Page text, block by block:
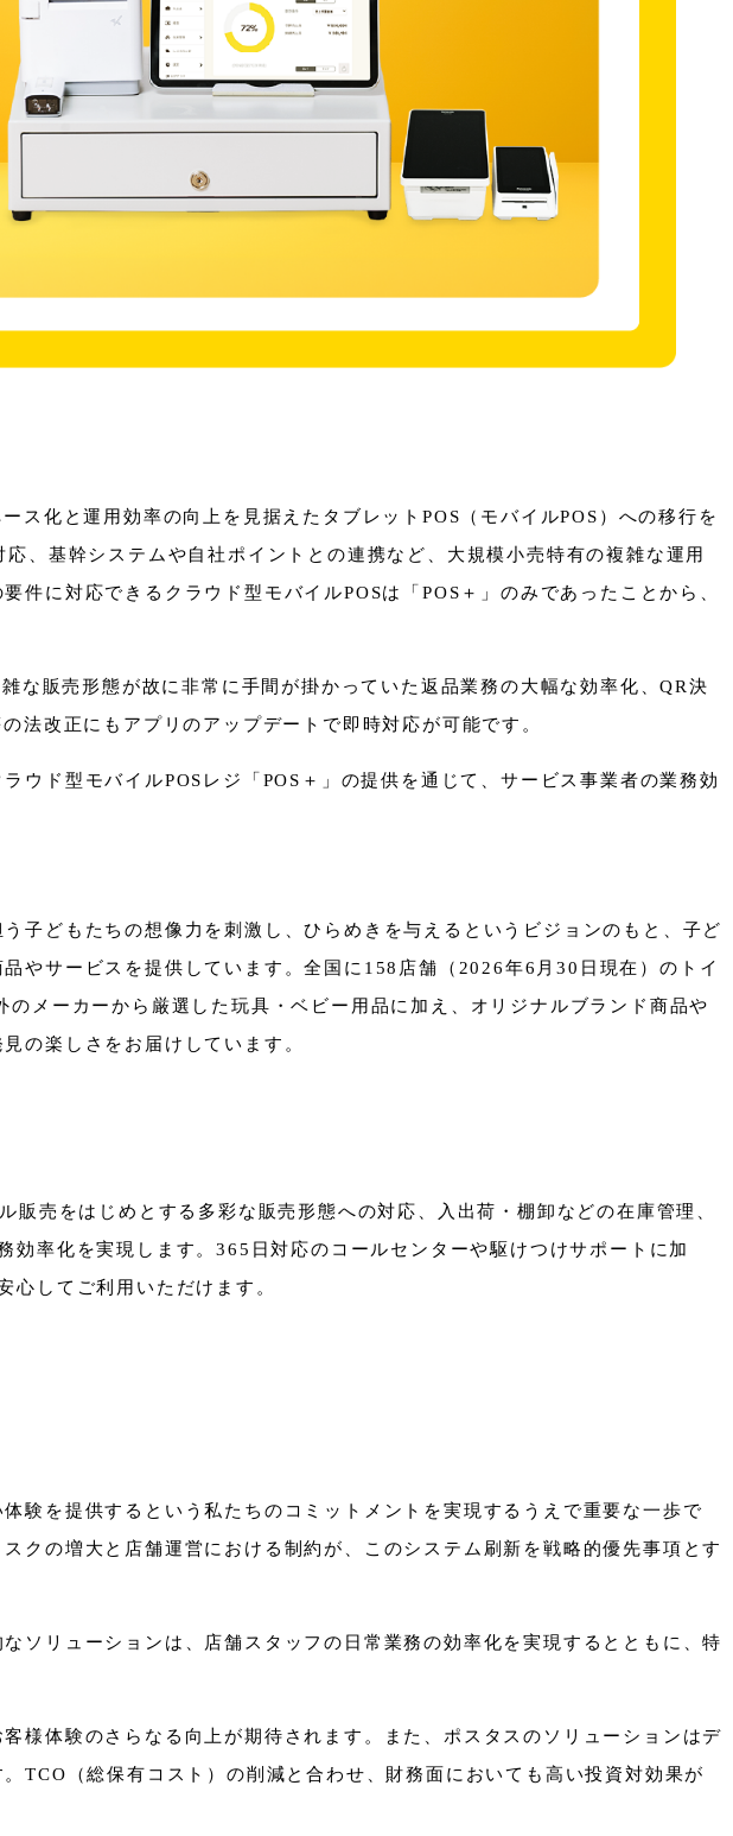
ス化と運用効率の向上を見据えたタブレットPOS（モバイルPOS）への移行を
、基幹システムや自社ポイントとの連携など、大規模小売特有の複雑な運用
に対応できるクラウド型モバイルPOSは「POS＋」のみであったことから、
な販売形態が故に非常に手間が掛かっていた返品業務の大幅な効率化、QR決
法改正にもアプリのアップデートで即時対応が可能です。
ド型モバイルPOSレジ「POS＋」の提供を通じて、サービス事業者の業務効
子どもたちの想像力を刺激し、ひらめきを与えるというビジョンのもと、子ど
やサービスを提供しています。全国に158店舗（2026年6月30日現在）のトイ
メーカーから厳選した玩具・ベビー用品に加え、オリジナルブランド商品や
の楽しさをお届けしています。
売をはじめとする多彩な販売形態への対応、入出荷・棚卸などの在庫管理、
率化を実現します。365日対応のコールセンターや駆けつけサポートに加
心してご利用いただけます。
験を提供するという私たちのコミットメントを実現するうえで重要な一歩で
クの増大と店舗運営における制約が、このシステム刷新を戦略的優先事項とす
ソリューションは、店舗スタッフの日常業務の効率化を実現するとともに、特
様体験のさらなる向上が期待されます。また、ポスタスのソリューションはデ
TCO（総保有コスト）の削減と合わせ、財務面においても高い投資対効果が